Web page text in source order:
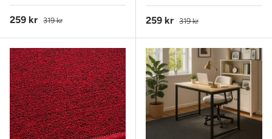
Reapris
259 kr Ordinarie pris
319 kr Reapris
259 kr Ordinarie pris
319 kr